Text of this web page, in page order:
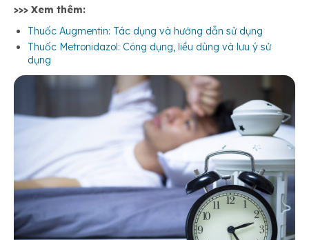
>>> Xem thêm:
Thuốc Augmentin: Tác dụng và hướng dẫn sử dụng
Thuốc Metronidazol: Công dụng, liều dùng và lưu ý sử
dụng